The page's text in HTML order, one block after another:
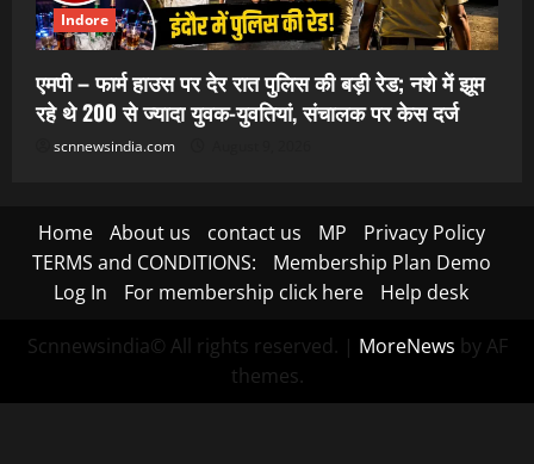
Indore
एमपी – फार्म हाउस पर देर रात पुलिस की बड़ी रेड; नशे में झूम
रहे थे 200 से ज्यादा युवक-युवतियां, संचालक पर केस दर्ज
scnnewsindia.com
Home About us contact us MP
Privacy Policy
TERMS and CONDITIONS:
Membership Plan Demo
Log In
For membership click here Help desk
Scnnewsindia© All rights reserved. | MoreNews by AF
themes.